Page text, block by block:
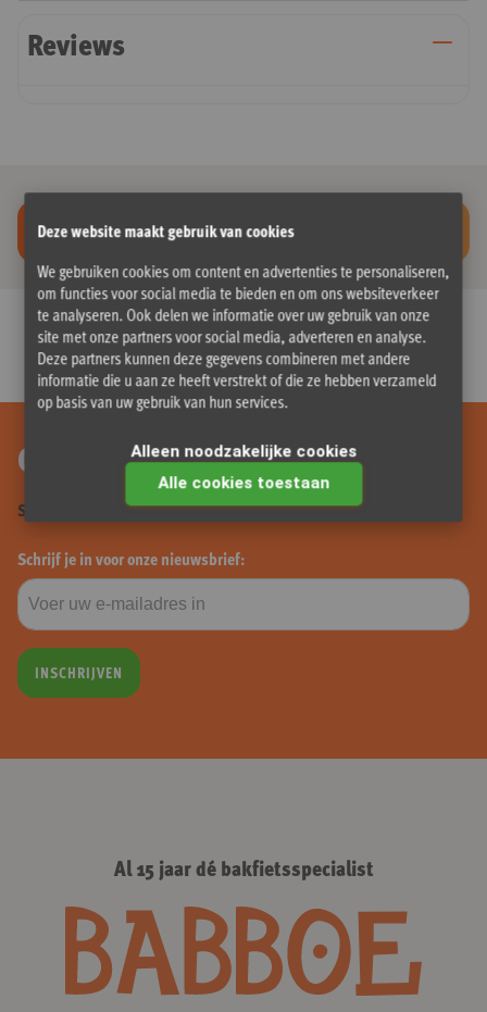
Deze website maakt gebruik van cookies
We gebruiken cookies om content en advertenties te personaliseren,
om functies voor social media te bieden en om ons websiteverkeer
te analyseren. Ook delen we informatie over uw gebruik van onze
site met onze partners voor social media, adverteren en analyse.
Deze partners kunnen deze gegevens combineren met andere
informatie die u aan ze heeft verstrekt of die ze hebben verzameld
op basis van uw gebruik van hun services.
Alleen noodzakelijke cookies
Alle cookies toestaan
Reviews
NIET BESTELBAAR
Klik hier voor meer info >
Onze nieuwsbrief ontvangen?
Schrijf je hier in en mis niets!
Schrijf je in voor onze nieuwsbrief:
INSCHRIJVEN
Al 15 jaar dé bakfietsspecialist